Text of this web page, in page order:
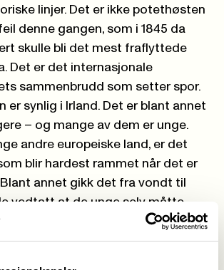
linjer. Det er ikke potethøsten
denne gangen, som i 1845 da
skulle bli det mest fraflyttede
Det er det internasjonale
sammenbrudd som setter spor.
er synlig i Irland. Det er blant annet
– og mange av dem er unge.
andre europeiske land, er det
blir hardest rammet når det er
annet gikk det fra vondt til
vedtatt at de unge selv måtte
Det skapte et unødvendig
og rik. Det er urettferdig når